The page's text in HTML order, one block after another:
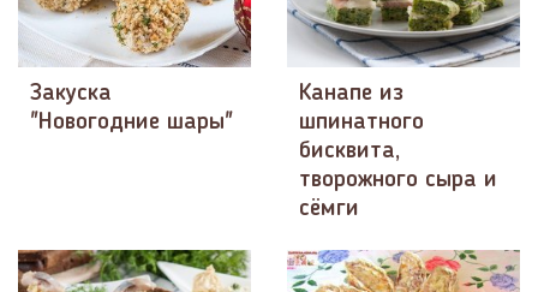
Закуска
"Новогодние шары"
Канапе из
шпинатного
бисквита,
творожного сыра и
сёмги